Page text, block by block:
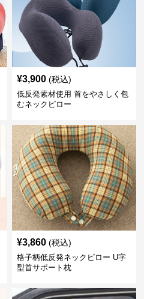
¥3,900 (税込)
低反発素材使用 首をやさしく包
むネックピロー
¥3,860 (税込)
格子柄低反発ネックピロー U字
型首サポート枕